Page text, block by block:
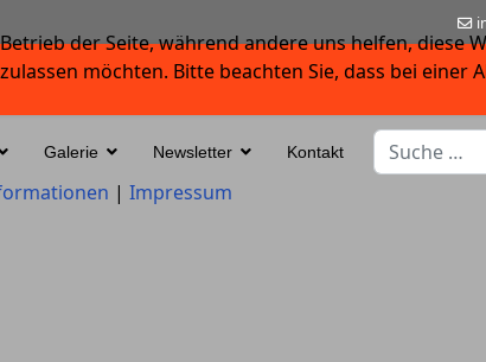
Galerie Newsletter Kontakt
Suchen
der Seite, während andere uns helfen, diese
möchten. Bitte beachten Sie, dass bei
| Impressum